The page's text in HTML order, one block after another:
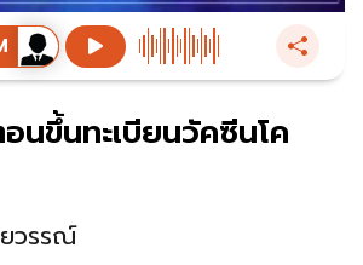
นขึ้นทะเบียนวัคซีนโค
วรรณ์